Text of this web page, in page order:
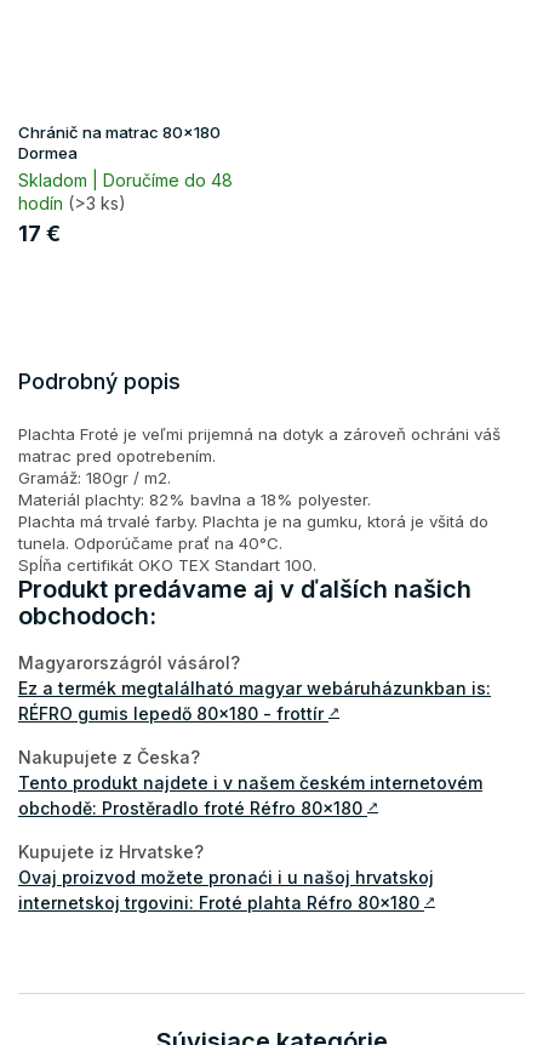
Chránič na matrac 80x180
Dormea
Skladom | Doručíme do 48
hodín (>3 ks)
17 €
Podrobný popis
Plachta Froté je veľmi prijemná na dotyk a zároveň ochráni váš
matrac pred opotrebením.
Gramáž: 180gr / m2.
Materiál plachty: 82% bavlna a 18% polyester.
Plachta má trvalé farby. Plachta je na gumku, ktorá je všitá do
tunela. Odporúčame prať na 40°C.
Spĺňa certifikát OKO TEX Standart 100.
Produkt predávame aj v ďalších našich
obchodoch:
Magyarországról vásárol?
Ez a termék megtalálható magyar webáruházunkban is:
RÉFRO gumis lepedő 80x180 - frottír ↗
Nakupujete z Česka?
Tento produkt najdete i v našem českém internetovém
obchodě: Prostěradlo froté Réfro 80x180 ↗
Kupujete iz Hrvatske?
Ovaj proizvod možete pronaći i u našoj hrvatskoj
internetskoj trgovini: Froté plahta Réfro 80x180 ↗